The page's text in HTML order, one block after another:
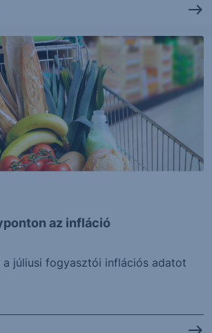
az infláció
a júliusi fogyasztói inflációs adatot